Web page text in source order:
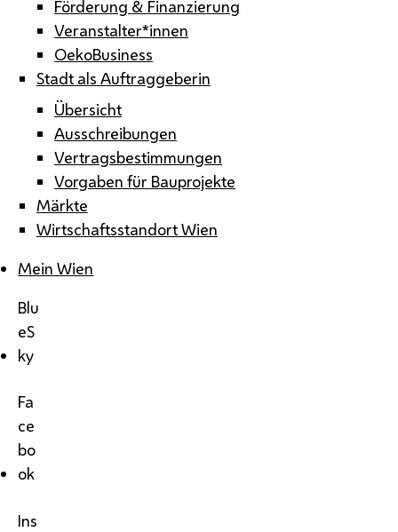
Förderung & Finanzierung
Veranstalter*innen
OekoBusiness
Stadt als Auftraggeberin
Übersicht
Ausschreibungen
Vertragsbestimmungen
Vorgaben für Bauprojekte
Märkte
Wirtschaftsstandort Wien
Mein Wien
Blu
eS
ky
Fa
ce
bo
ok
Ins